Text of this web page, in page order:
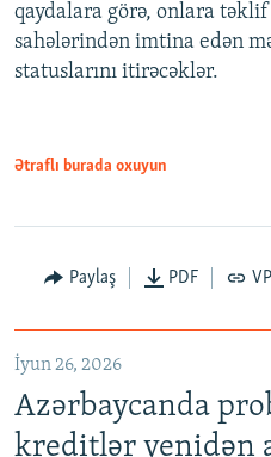
Auto 240p
720p
qaydalara görə, onlara təklif
sahələrindən imtina edən
statuslarını itirəcəklər.
Ətraflı burada oxuyun
Paylaş PDF
İyun 26, 2026
Azərbaycanda
kreditlər yenidən